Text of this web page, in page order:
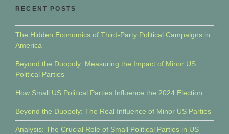
RECENT POSTS
The Hidden Economics of Third-Party Political Campaigns in
America
Beyond the Duopoly: Measuring the Impact of Minor US
Political Parties
How Small US Political Parties Influence the 2024 Election
Beyond the Duopoly: The Real Influence of Minor US Parties
Analysis: The Crucial Role of Small Political Parties in US